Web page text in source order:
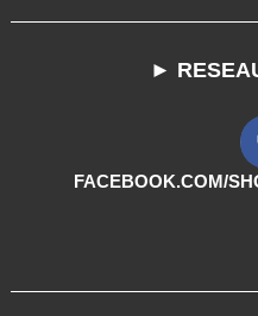
►
FACEBOOK.COM/